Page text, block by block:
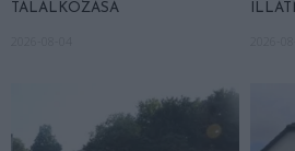
TALÁLKOZÁSA